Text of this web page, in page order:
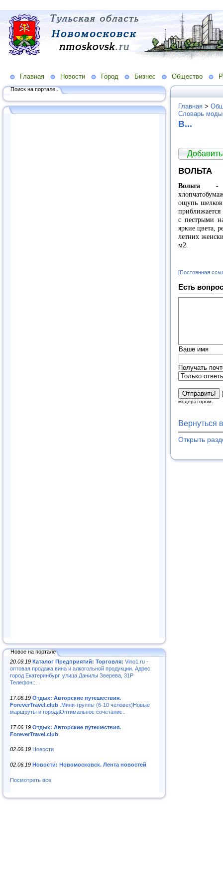
Главная Новости Город Бизнес Общество
Поиск на портале...
Новое на портале
20.09.19 Каталог Предприятий: Торговля: Vino1.ru -
оптовая продажа вина и алкогольной продукции. Адрес:
город Екатеринбург, улица Данилы Зверева, 31Р
Телефон:..
17.06.19 Отдых: Авторские путешествия.
ForeverTravel.club .Мини-группы (6-10 человек)Новые
маршруты и городаОптимальное сочетание..
17.06.19 Отдых: Авторские путешествия.
ForeverTravel.club
02.06.19 Новости
02.06.19 Новости: Новомосковск. Лента новостей
Посмотреть все
Главная >
Словарь
В...
ВОЛЬТА
Вольта-
ощупь
приближается
с пестрыми
яркие цвета,
летних
м2.
[Постоянная
Есть
Ваше имя
Получать
модератором.
Вернуться
Открыть